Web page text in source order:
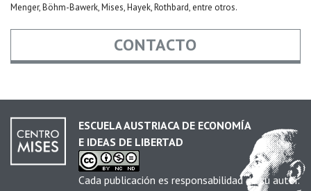
Menger, Böhm-Bawerk, Mises, Hayek, Rothbard, entre otros.
CONTACTO
Email *
ESCUELA AUSTRIACA DE ECONOMÍA
E IDEAS DE LIBERTAD
Cada publicación es responsabilidad de su autor.